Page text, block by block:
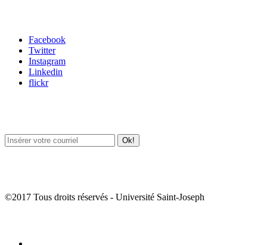
Facebook
Twitter
Instagram
Linkedin
flickr
©2017 Tous droits réservés - Université Saint-Joseph